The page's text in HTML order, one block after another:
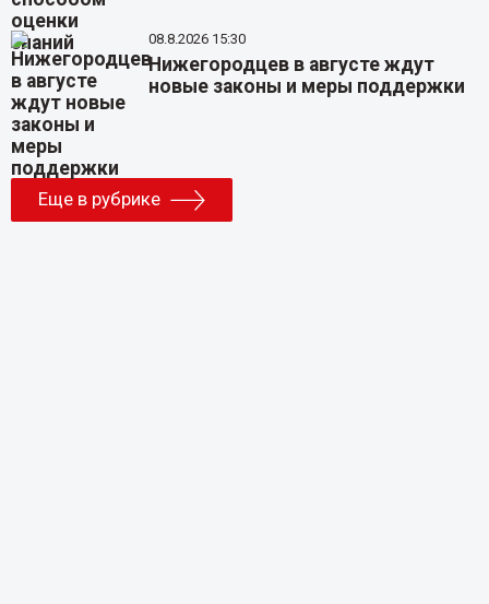
08.8.2026 15:30
Нижегородцев в августе ждут
новые законы и меры поддержки
Еще в рубрике